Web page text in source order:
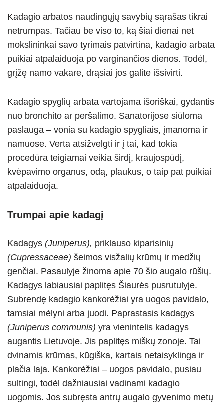
p
p
m g
er
o
o
k
Kadagio arbatos naudingųjų savybių sąrašas tikrai
netrumpas. Tačiau be viso to, ką šiai dienai net
mokslininkai savo tyrimais patvirtina, kadagio arbata
puikiai atpalaiduoja po varginančios dienos. Todėl,
grįžę namo vakare, drąsiai jos galite išsivirti.
Kadagio spyglių arbata vartojama išoriškai, gydantis
nuo bronchito ar peršalimo. Sanatorijose siūloma
paslauga – vonia su kadagio spygliais, įmanoma ir
namuose. Verta atsižvelgti ir į tai, kad tokia
procedūra teigiamai veikia širdį, kraujospūdį,
kvėpavimo organus, odą, plaukus, o taip pat puikiai
atpalaiduoja.
Trumpai apie kadagį
Kadagys (Juniperus), priklauso kiparisinių
(Cupressaceae) šeimos visžalių krūmų ir medžių
genčiai. Pasaulyje žinoma apie 70 šio augalo rūšių.
Kadagys labiausiai paplitęs Šiaurės pusrutulyje.
Subrendę kadagio kankorėžiai yra uogos pavidalo,
tamsiai mėlyni arba juodi. Paprastasis kadagys
(Juniperus communis) yra vienintelis kadagys
augantis Lietuvoje. Jis paplitęs miškų zonoje. Tai
dvinamis krūmas, kūgiška, kartais netaisyklinga ir
plačia laja. Kankorėžiai – uogos pavidalo, pusiau
sultingi, todėl dažniausiai vadinami kadagio
uogomis. Jos subręsta antrų augalo gyvenimo metų